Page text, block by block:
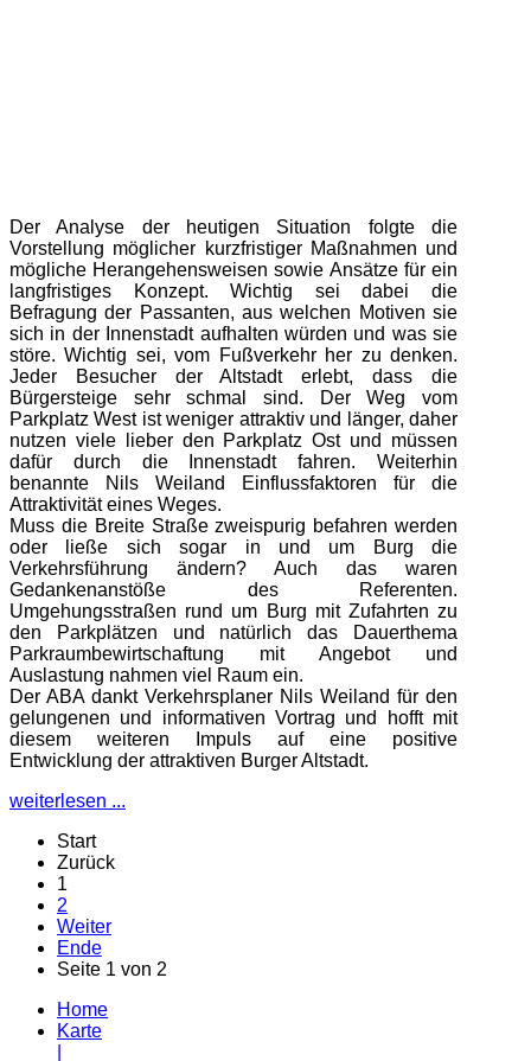
Der Analyse der heutigen Situation folgte die
Vorstellung möglicher kurzfristiger Maßnahmen und
mögliche Herangehensweisen sowie Ansätze für ein
langfristiges Konzept. Wichtig sei dabei die
Befragung der Passanten, aus welchen Motiven sie
sich in der Innenstadt aufhalten würden und was sie
störe. Wichtig sei, vom Fußverkehr her zu denken.
Jeder Besucher der Altstadt erlebt, dass die
Bürgersteige sehr schmal sind. Der Weg vom
Parkplatz West ist weniger attraktiv und länger, daher
nutzen viele lieber den Parkplatz Ost und müssen
dafür durch die Innenstadt fahren. Weiterhin
benannte Nils Weiland Einflussfaktoren für die
Attraktivität eines Weges.
Muss die Breite Straße zweispurig befahren werden
oder ließe sich sogar in und um Burg die
Verkehrsführung ändern? Auch das waren
Gedankenanstöße des Referenten.
Umgehungsstraßen rund um Burg mit Zufahrten zu
den Parkplätzen und natürlich das Dauerthema
Parkraumbewirtschaftung mit Angebot und
Auslastung nahmen viel Raum ein.
Der ABA dankt Verkehrsplaner Nils Weiland für den
gelungenen und informativen Vortrag und hofft mit
diesem weiteren Impuls auf eine positive
Entwicklung der attraktiven Burger Altstadt.
weiterlesen ...
Start
Zurück
1
2
Weiter
Ende
Seite 1 von 2
Home
Karte